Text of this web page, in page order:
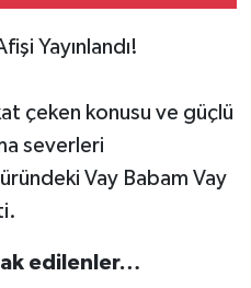
Yayınlandı!
çeken konusu ve güçlü
severleri
Vay Babam Vay
edilenler…